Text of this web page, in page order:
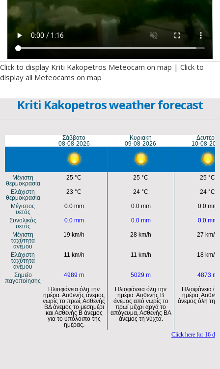
Click to display Kriti Kakopetros Meteocam on map | Click to
display all Meteocams on map
Kriti Kakopetros weather forecast